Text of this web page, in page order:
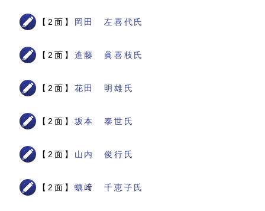
【2面】 岡田 左喜代氏
【2面】 進藤 眞喜枝氏
【2面】 花田 明雄氏
【2面】 坂本 泰世氏
【2面】 山内 俊行氏
【2面】 蠣﨑 千恵子氏